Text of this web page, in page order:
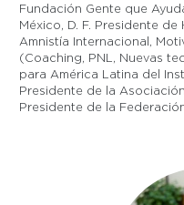
Fundación Gente que
México, D. F. Presidente
Amnistía Internacional,
(Coaching, PNL, Nuevas
para América Latina del
Presidente de la
Presidente de la